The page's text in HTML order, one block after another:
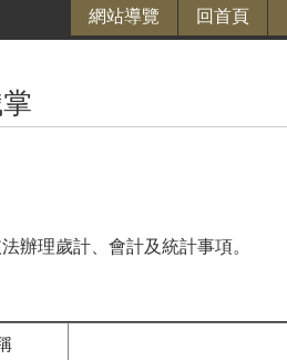
網站導覽 回首頁
辦理歲計、會計及統計事項。